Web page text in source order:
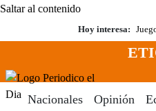
Saltar al contenido
Hoy interesa:
Menú
Nacionales Opinión